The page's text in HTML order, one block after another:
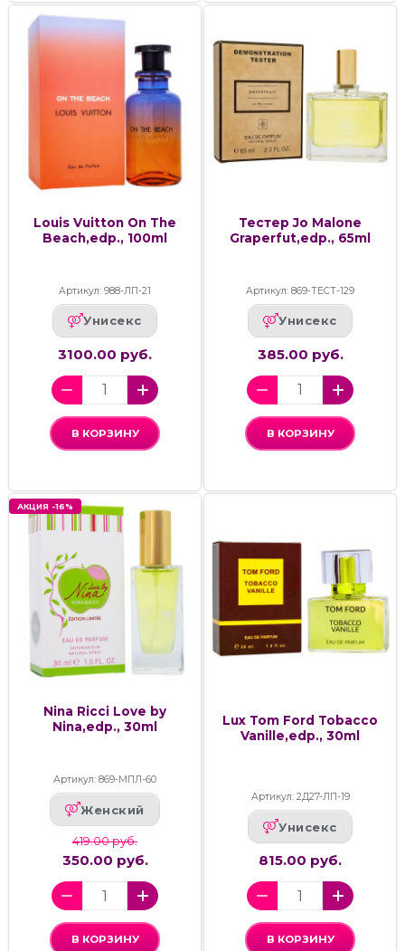
Louis Vuitton On The
Beach,edp., 100ml
Артикул: 988-ЛП-21
Унисекс
3100.00 руб.
В КОРЗИНУ
Тестер Jo Malone
Graperfut,edp., 65ml
Артикул: 869-ТЕСТ-129
Унисекс
385.00 руб.
В КОРЗИНУ
АКЦИЯ -16%
Nina Ricci Love by
Nina,edp., 30ml
Артикул: 869-МПЛ-60
Женский
419.00 руб.
350.00 руб.
В КОРЗИНУ
Lux Tom Ford Tobacco
Vanille,edp., 30ml
Артикул: 2Д27-ЛП-19
Унисекс
815.00 руб.
В КОРЗИНУ